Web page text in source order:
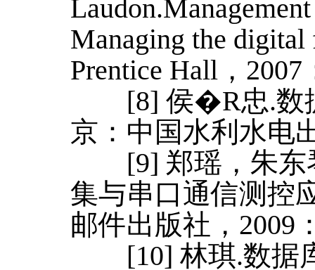
Managing the
Prentice Hall，2007
[8] 侯�R忠.数
京：中国水利水电
[9] 郑瑶，朱东
集与串口通信测控
邮件出版社，2009
[10] 林琪.数据